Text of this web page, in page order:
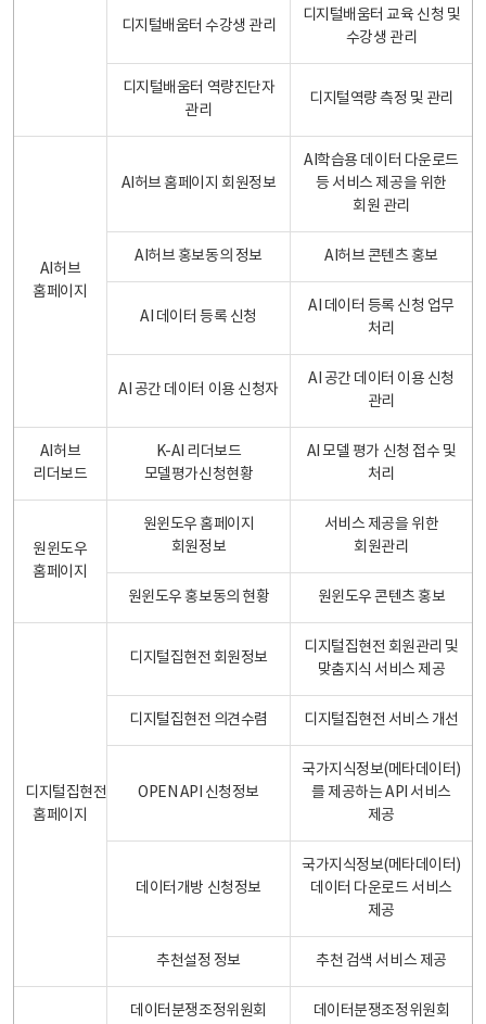
디지털배움터 수강생 관리
디지털배움터 교육 신청 및
수강생 관리
디지털배움터 역량진단자
관리
디지털역량 측정 및 관리
AI허브
홈페이지
AI허브 홈페이지 회원정보
AI학습용 데이터 다운로드
등 서비스 제공을 위한
회원 관리
AI허브 홍보동의 정보 AI허브 콘텐츠 홍보
AI 데이터 등록 신청
AI 데이터 등록 신청 업무
처리
AI 공간 데이터 이용 신청자
AI 공간 데이터 이용 신청
관리
AI허브
리더보드
K-AI 리더보드
모델평가신청현황
AI 모델 평가 신청 접수 및
처리
원윈도우
홈페이지
원윈도우 홈페이지
회원정보
서비스 제공을 위한
회원관리
원윈도우 홍보동의 현황 원윈도우 콘텐츠 홍보
디지털집현전
홈페이지
디지털집현전 회원정보
디지털집현전 회원관리 및
맞춤지식 서비스 제공
디지털집현전 의견수렴 디지털집현전 서비스 개선
OPEN API 신청정보
국가지식정보(메타데이터)
를 제공하는 API 서비스
제공
데이터개방 신청정보
국가지식정보(메타데이터)
데이터 다운로드 서비스
제공
추천설정 정보 추천 검색 서비스 제공
데이터분쟁조정위원회
데이터분쟁조정위원회